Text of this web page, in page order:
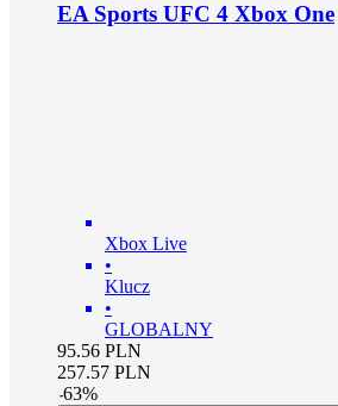
EA Sports UFC 4 Xbox One
Xbox Live
•
Klucz
•
GLOBALNY
95.56 PLN
257.57 PLN
-63%